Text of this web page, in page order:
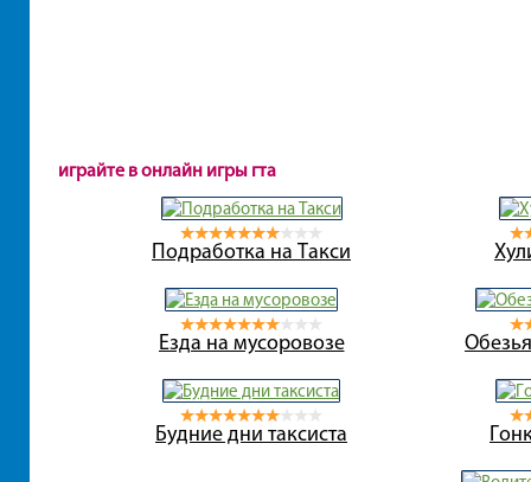
играйте в онлайн игры гта
Подработка на Такси
Езда на мусоровозе
Будние дни таксиста